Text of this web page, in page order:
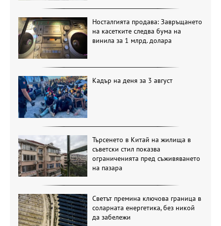
Носталгията продава: Завръщането
на касетките следва бума на
винила за 1 млрд. долара
Кадър на деня за 3 август
Търсенето в Китай на жилища в
съветски стил показва
ограниченията пред съживяването
на пазара
Светът премина ключова граница в
соларната енергетика, без никой
да забележи